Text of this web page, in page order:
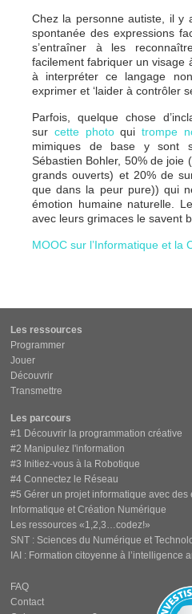
Chez la personne autiste, il y
spontanée des expressions
s’entraîner à les
facilement fabriquer un visage
à interpréter ce langage
exprimer et ‘laider à contrôler
Parfois, quelque chose
sur cette photoqui trompe
mimiques de base y sont
Sébastien Bohler, 50% de joie
grands ouverts) et 20% de
que dans la peur pure)) qui
émotion humaine naturelle.
avec leurs grimaces le savent
MOOC sur l’Informatique et la
Les ressources
Programmer
Jouer
Découvrir
Transmettre
Les parcours
#1 Découvrir la programmation créative
#2 Manipulez l'information
#3 Initiez-vous à la Robotique
#4 Connectez le Réseau
#5 Gérer un projet informatique avec des
Informatique et Création Numérique
Les ressources «1,2,3…codez!»
SNT : Sciences du Numérique et
IAI : Formation citoyenne à l’intelligence
FAQ
Contact